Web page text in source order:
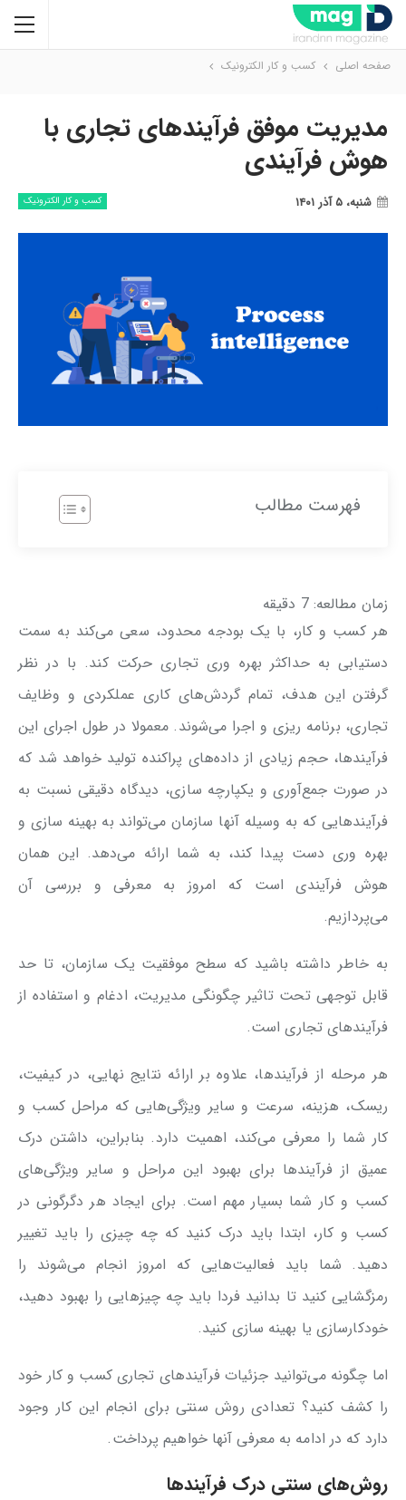
صفحه اصلی کسب و کار الکترونیک
مدیریت موفق فرآیندهای تجاری با
هوش فرآیندی
کسب و کار الکترونیک شنبه، ۵ آذر ۱۴۰۱
فهرست مطالب
زمان مطالعه: 7 دقیقه
هر کسب و کار، با یک بودجه محدود، سعی می‌کند به سمت
دستیابی به حداکثر بهره ‌وری تجاری حرکت کند. با در نظر
گرفتن این هدف، تمام گردش‌های کاری عملکردی و وظایف
تجاری، برنامه ریزی و اجرا می‌شوند. معمولا در طول اجرای این
فرآیندها، حجم زیادی از داده‌های پراکنده تولید خواهد شد که
در صورت جمع‌آوری و یکپارچه سازی، دیدگاه دقیقی نسبت به
فرآیندهایی که به وسیله آنها سازمان می‌تواند به بهینه سازی و
بهره‌ وری دست پیدا کند، به شما ارائه می‌دهد. این همان
هوش فرآیندی است که امروز به معرفی و بررسی آن
می‌پردازیم.
به خاطر داشته باشید که سطح موفقیت یک سازمان، تا حد
قابل توجهی تحت تاثیر چگونگی مدیریت، ادغام و استفاده از
فرآیندهای تجاری است.
هر مرحله از فرآیندها، علاوه بر ارائه نتایج نهایی، در کیفیت،
ریسک، هزینه، سرعت و سایر ویژگی‌هایی که مراحل کسب و
کار شما را معرفی می‌کند، اهمیت دارد. بنابراین، داشتن درک
عمیق از فرآیندها برای بهبود این مراحل و سایر ویژگی‌های
کسب و کار شما بسیار مهم است. برای ایجاد هر دگرگونی در
کسب و کار، ابتدا باید درک کنید که چه چیزی را باید تغییر
دهید. شما باید فعالیت‌هایی که امروز انجام می‌شوند را
رمزگشایی کنید تا بدانید فردا باید چه چیزهایی را بهبود دهید،
خودکارسازی یا بهینه سازی کنید.
اما چگونه می‌توانید جزئیات فرآیندهای تجاری کسب و کار خود
را کشف کنید؟ تعدادی روش‌ سنتی برای انجام این کار وجود
دارد که در ادامه به معرفی آنها خواهیم پرداخت.
روش‌های سنتی درک فرآیندها